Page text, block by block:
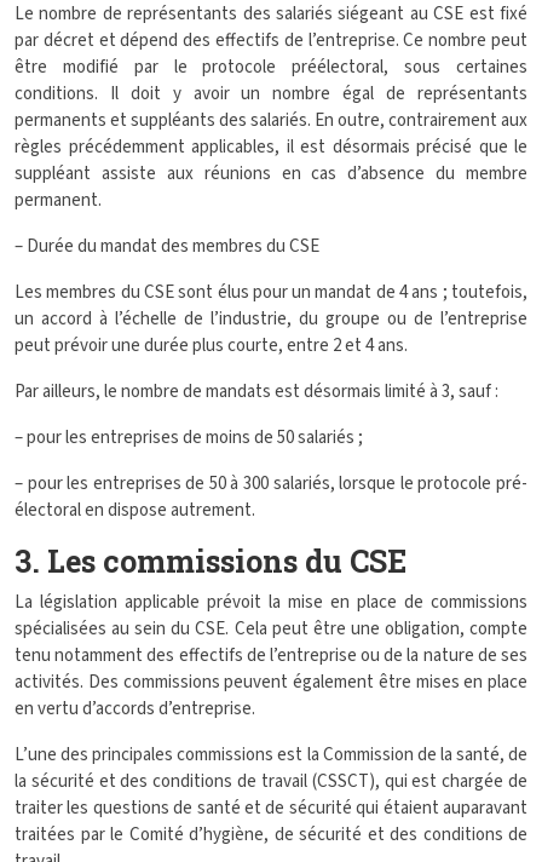
Le nombre de représentants des salariés siégeant au CSE est fixé
par décret et dépend des effectifs de l’entreprise. Ce nombre peut
être modifié par le protocole préélectoral, sous certaines
conditions. Il doit y avoir un nombre égal de représentants
permanents et suppléants des salariés. En outre, contrairement aux
règles précédemment applicables, il est désormais précisé que le
suppléant assiste aux réunions en cas d’absence du membre
permanent.
– Durée du mandat des membres du CSE
Les membres du CSE sont élus pour un mandat de 4 ans ; toutefois,
un accord à l’échelle de l’industrie, du groupe ou de l’entreprise
peut prévoir une durée plus courte, entre 2 et 4 ans.
Par ailleurs, le nombre de mandats est désormais limité à 3, sauf :
– pour les entreprises de moins de 50 salariés ;
– pour les entreprises de 50 à 300 salariés, lorsque le protocole pré-
électoral en dispose autrement.
3. Les commissions du CSE
La législation applicable prévoit la mise en place de commissions
spécialisées au sein du CSE. Cela peut être une obligation, compte
tenu notamment des effectifs de l’entreprise ou de la nature de ses
activités. Des commissions peuvent également être mises en place
en vertu d’accords d’entreprise.
L’une des principales commissions est la Commission de la santé, de
la sécurité et des conditions de travail (CSSCT), qui est chargée de
traiter les questions de santé et de sécurité qui étaient auparavant
traitées par le Comité d’hygiène, de sécurité et des conditions de